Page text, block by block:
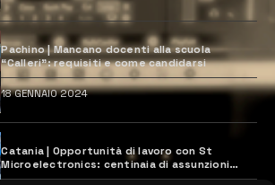
Pachino | Mancano docenti alla scuola
“Calleri”: requisiti e come candidarsi
18 GENNAIO 2024
Catania | Opportunità di lavoro con St
Microelectronics: centinaia di assunzioni
previste